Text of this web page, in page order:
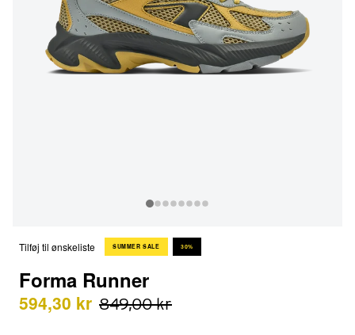
Tilføj til ønskeliste SUMMER SALE 30%
Forma Runner
594,30 kr 849,00 kr